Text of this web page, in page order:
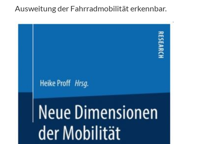
Ausweitung der Fahrradmobilität erkennbar.